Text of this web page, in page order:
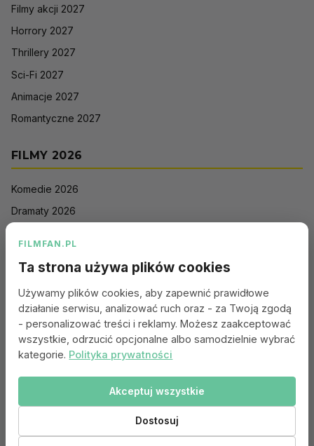
Filmy akcji 2027
Horrory 2027
Thrillery 2027
Sci-Fi 2027
Animacje 2027
Romantyczne 2027
FILMY 2026
Komedie 2026
Dramaty 2026
Sci-Fi 2026
Animacje 2026
Romantyczne 2026
Portal:
© 2010–2026 FILMFAN.PL – Film. Nasza wspólna pasja.
FILMFAN.PL
Ta strona używa plików cookies
Używamy plików cookies, aby zapewnić prawidłowe
działanie serwisu, analizować ruch oraz - za Twoją zgodą
- personalizować treści i reklamy. Możesz zaakceptować
wszystkie, odrzucić opcjonalne albo samodzielnie wybrać
kategorie. Polityka prywatności
Dostosuj
Akceptuj wszystkie